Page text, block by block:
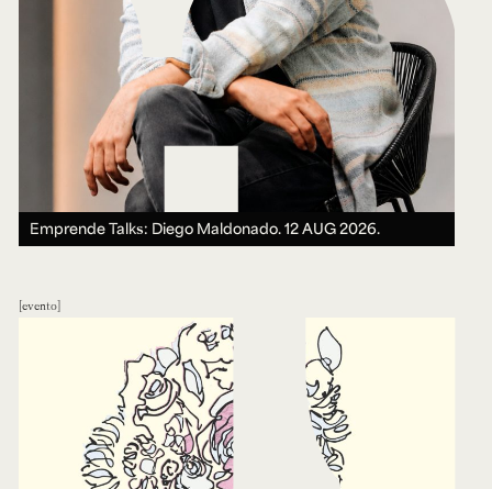
Emprende Talks: Diego Maldonado.12 AUG 2026.
evento